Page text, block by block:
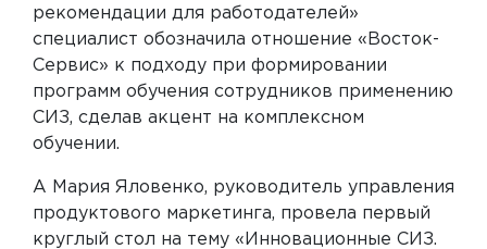
рекомендации для работодателей»
специалист обозначила отношение «Восток-
Сервис» к подходу при формировании
программ обучения сотрудников применению
СИЗ, сделав акцент на комплексном
обучении.
А Мария Яловенко, руководитель управления
продуктового маркетинга, провела первый
круглый стол на тему «Инновационные СИЗ.